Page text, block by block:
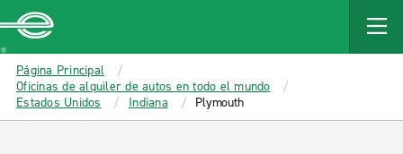
MAIN
CONTENT
Enterprise
Página Principal
Oficinas de alquiler de autos en todo el mundo
Estados Unidos
Indiana Plymouth